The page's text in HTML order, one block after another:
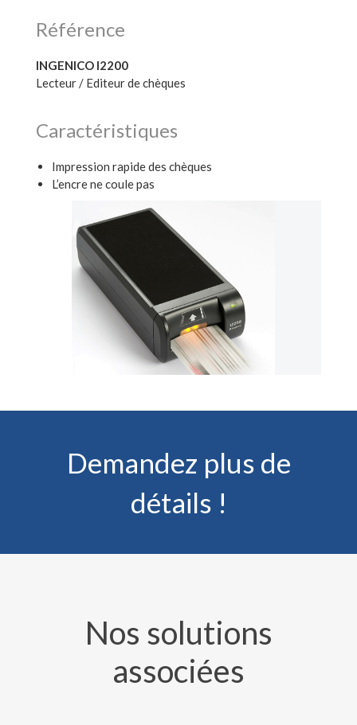
Référence
INGENICO I2200
Lecteur / Editeur de chèques
Caractéristiques
Impression rapide des chèques
L’encre ne coule pas
Demandez plus de
détails !
Nos solutions
associées